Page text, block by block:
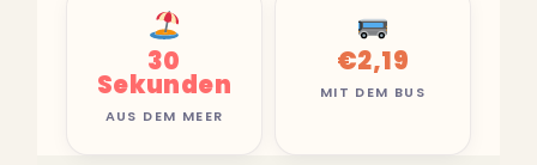
30
Sekunden
AUS DEM MEER
€2,19
MIT DEM BUS